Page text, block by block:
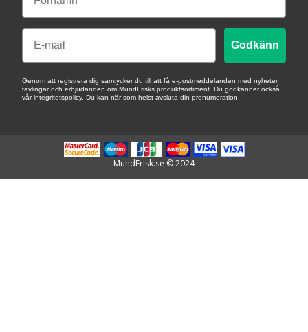
Email
Godkänn
Genom att registrera dig samtycker du till att få e-postmeddelanden med nyheter,
tävlingar och erbjudanden om MundFrisks produktsortiment. Du godkänner också
vår integritetspolicy. Du kan när som helst avsluta din prenumeration.
MundFrisk.se © 2024